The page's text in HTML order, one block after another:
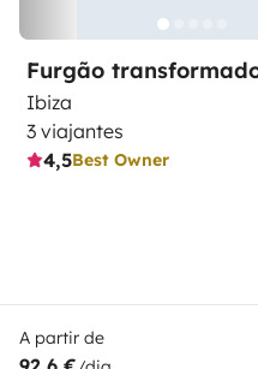
Furgão
Ibiza
3 viajantes
4,5Best Owner
A partir de